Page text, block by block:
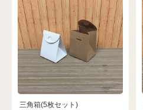
三角箱(5枚セット)